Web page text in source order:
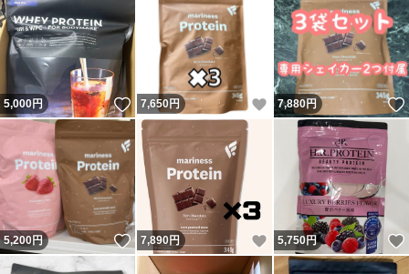
5,000円 いいね！
7,650円 いいね！
7,880円
5,200円 いいね！
7,890円 いいね！
5,750円